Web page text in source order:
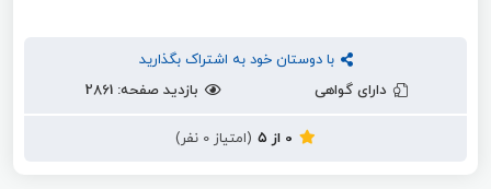
با دوستان خود به اشتراک بگذارید
دارای گواهی
بازدید صفحه: 2861
0 از ۵ (امتیاز 0 نفر)